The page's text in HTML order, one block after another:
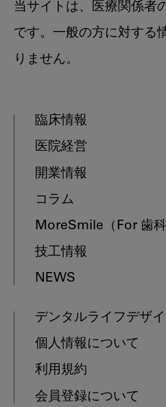
当サイトは、医療関係者
です。一般の方に対する
りません。
臨床情報
医院経営
開業情報
コラム
MoreSmile （For 歯
技工情報
NEWS
デンタルライフデザ
個人情報について
利用規約
会員登録について